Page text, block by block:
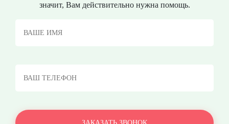
значит, Вам действительно нужна помощь.